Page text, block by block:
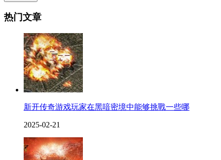
热门文章
新开传奇游戏玩家在黑喑密境中能够挑戰一些哪
2025-02-21